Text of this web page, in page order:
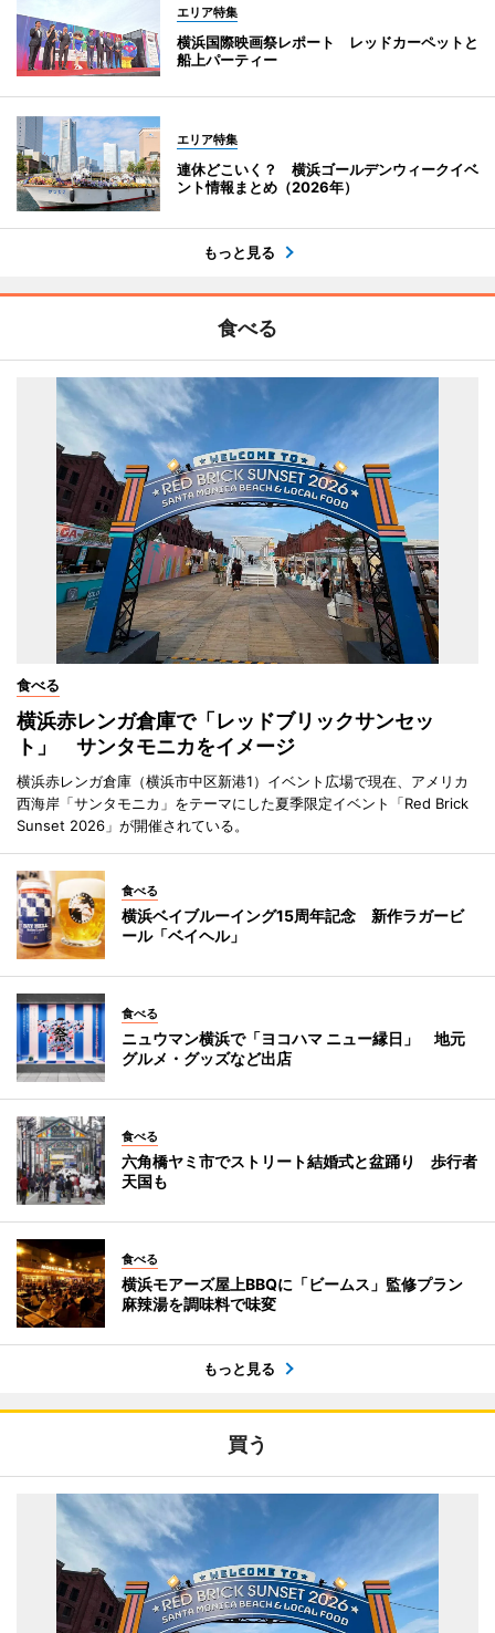
エリア特集
横浜国際映画祭レポート レッドカーペットと
船上パーティー
エリア特集
連休どこいく？ 横浜ゴールデンウィークイベ
ント情報まとめ（2026年）
もっと見る
食べる
食べる
横浜赤レンガ倉庫で「レッドブリックサンセッ
ト」 サンタモニカをイメージ
横浜赤レンガ倉庫（横浜市中区新港1）イベント広場で現在、アメリカ
西海岸「サンタモニカ」をテーマにした夏季限定イベント「Red Brick
Sunset 2026」が開催されている。
食べる
横浜ベイブルーイング15周年記念 新作ラガービ
ール「ベイヘル」
食べる
ニュウマン横浜で「ヨコハマ ニュー縁日」 地元
グルメ・グッズなど出店
食べる
六角橋ヤミ市でストリート結婚式と盆踊り 歩行者
天国も
食べる
横浜モアーズ屋上BBQに「ビームス」監修プラン
麻辣湯を調味料で味変
もっと見る
買う